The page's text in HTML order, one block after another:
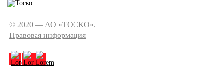
© 2020 — АО «ТОСКО».
Правовая информация